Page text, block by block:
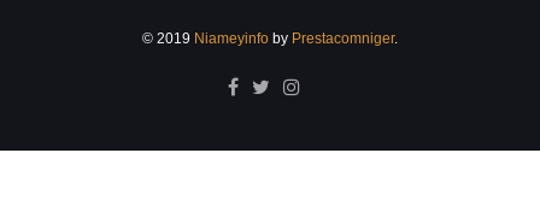
© 2019 Niameyinfo by Prestacomniger.